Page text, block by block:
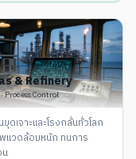
& Refinery
Process Control
ขุดเจาะและโรงกลั่นทั่วโลก
แวดล้อมหนัก ทนการ